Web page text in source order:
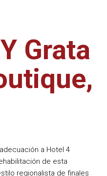
Grata
a Hotel 4
de esta
regionalista de finales